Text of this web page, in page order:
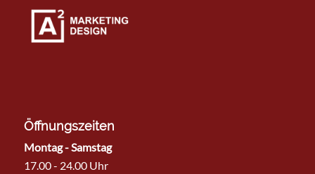
Öffnungszeiten
Montag - Samstag
17.00 - 24.00 Uhr